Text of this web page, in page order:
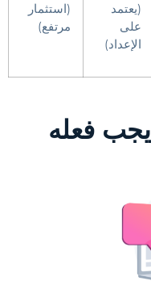
(يعتمد
على
الإعداد)
(استثمار
مرتفع)
فعله